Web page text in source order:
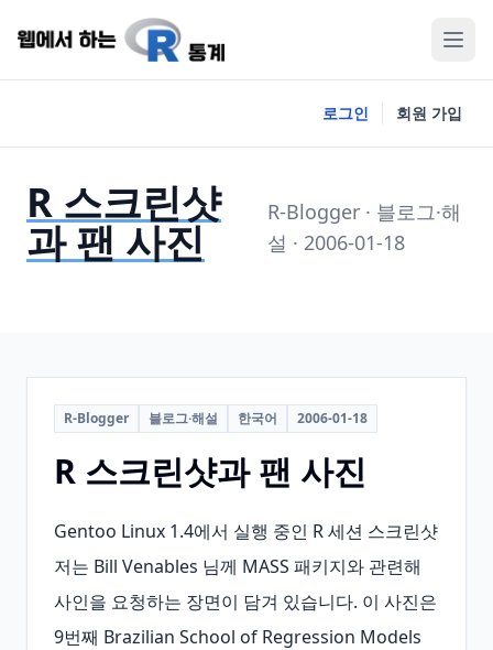
로그인 회원 가입
R 스크린샷
과 팬 사진
R-Blogger · 블로그·해
설 · 2006-01-18
R-Blogger 블로그·해설 한국어 2006-01-18
R 스크린샷과 팬 사진
Gentoo Linux 1.4에서 실행 중인 R 세션 스크린샷
저는 Bill Venables 님께 MASS 패키지와 관련해
사인을 요청하는 장면이 담겨 있습니다. 이 사진은
9번째 Brazilian School of Regression Models